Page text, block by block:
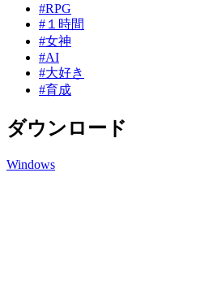
#RPG
#１時間
#女神
#AI
#大好き
#育成
ダウンロード
Windows